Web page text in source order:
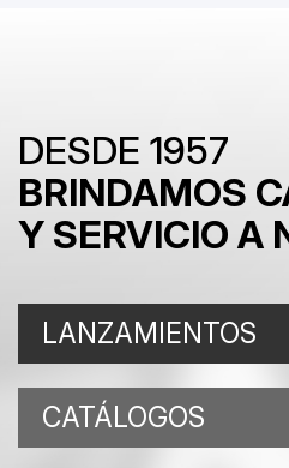
DESDE 1957
BRINDAMOS
Y SERVICIO A
LANZAMIENTOS
CATÁLOGOS